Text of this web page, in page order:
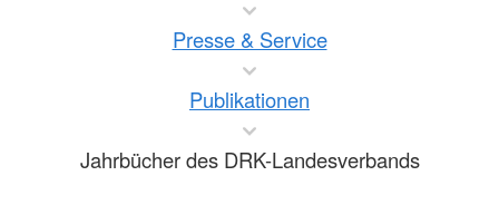
Presse & Service
Publikationen
Jahrbücher des DRK-Landesverbands